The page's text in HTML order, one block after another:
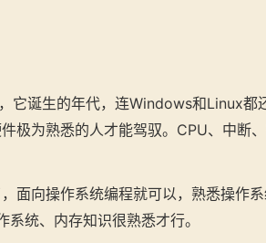
它诞生的年代，连Windows和Linux都
极为熟悉的人才能驾驭。CPU、中断
面向操作系统编程就可以，熟悉操作
统、内存知识很熟悉才行。